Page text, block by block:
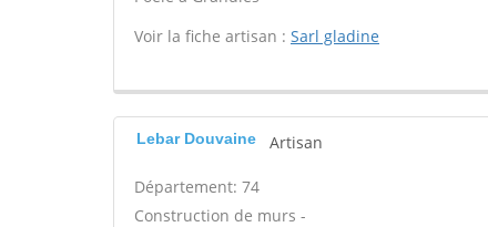
Voir la fiche artisan : Sarl gladine
Lebar Douvaine Artisan
Département: 74
Construction de murs -